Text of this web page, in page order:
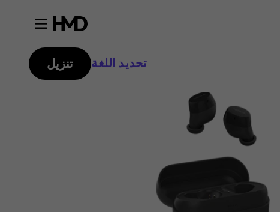
تحديد اللغة تنزيل